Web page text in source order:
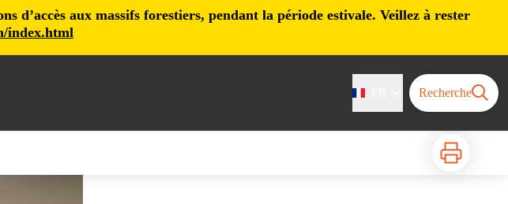
d’accès aux massifs forestiers, pendant la période estivale. Veillez à rester
index.html
Recherche
Imprimer